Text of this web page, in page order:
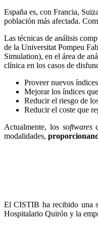
España es, con Francia,
población más afectada.
Las técnicas de análisis
de la Universitat Pompeu
Simulation), en el área de
clínica en los casos de
Proveer nuevos
Mejorar los índices
Reducir el riesgo de
Reducir el coste que
Actualmente, lossoftwares
modalidades,
El CISTIB ha recibido una
Hospitalario Quirón y la